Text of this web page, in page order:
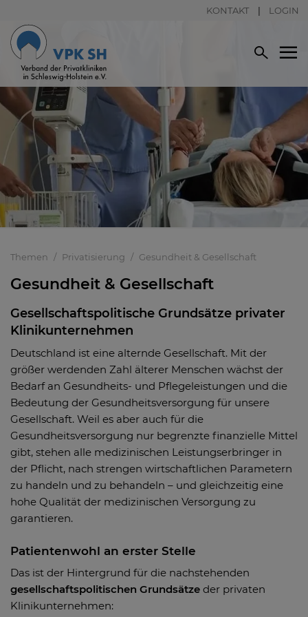
KONTAKT LOGIN
Themen Privatisierung Gesundheit & Gesellschaft
Gesundheit & Gesellschaft
Gesellschaftspolitische Grundsätze privater
Klinikunternehmen
Deutschland ist eine alternde Gesellschaft. Mit der
größer werdenden Zahl älterer Menschen wächst der
Bedarf an Gesundheits- und Pflegeleistungen und die
Bedeutung der Gesundheitsversorgung für unsere
Gesellschaft. Weil es aber auch für die
Gesundheitsversorgung nur begrenzte finanzielle Mittel
gibt, stehen alle medizinischen Leistungserbringer in
der Pflicht, nach strengen wirtschaftlichen Parametern
zu handeln und zu behandeln – und gleichzeitig eine
hohe Qualität der medizinischen Versorgung zu
garantieren.
Patientenwohl an erster Stelle
Das ist der Hintergrund für die nachstehenden
gesellschaftspolitischen Grundsätze der privaten
Klinikunternehmen: